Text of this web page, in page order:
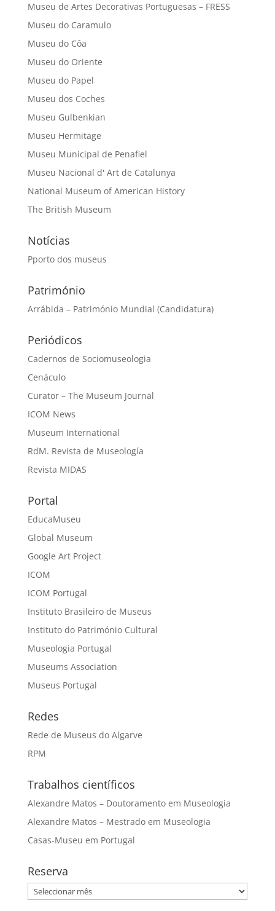
Museu de Artes Decorativas Portuguesas – FRESS
Museu do Caramulo
Museu do Côa
Museu do Oriente
Museu do Papel
Museu dos Coches
Museu Gulbenkian
Museu Hermitage
Museu Municipal de Penafiel
Museu Nacional d' Art de Catalunya
National Museum of American History
The British Museum
Notícias
Pporto dos museus
Património
Arrábida – Património Mundial (Candidatura)
Periódicos
Cadernos de Sociomuseologia
Cenáculo
Curator – The Museum Journal
ICOM News
Museum International
RdM. Revista de Museología
Revista MIDAS
Portal
EducaMuseu
Global Museum
Google Art Project
ICOM
ICOM Portugal
Instituto Brasileiro de Museus
Instituto do Património Cultural
Museologia Portugal
Museums Association
Museus Portugal
Redes
Rede de Museus do Algarve
RPM
Trabalhos científicos
Alexandre Matos – Doutoramento em Museologia
Alexandre Matos – Mestrado em Museologia
Casas-Museu em Portugal
Reserva
Reserva